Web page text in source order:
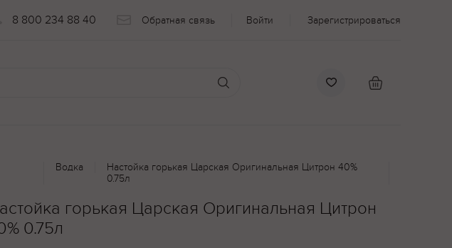
8 800 234 88 40 Обратная связь Войти Зарегистрироваться
Водка
Настойка горькая Царская Оригинальная Цитрон 40%
0.75л
горькая Царская Оригинальная Цитрон
0.75л